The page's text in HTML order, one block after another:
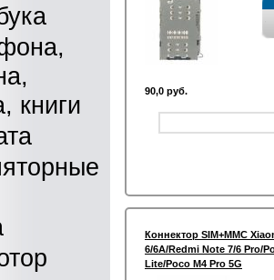
книги
90,0 руб.
Коннектор SIM+MMC
6/6A/Redmi Note 7/6 Pro/
Lite/Poco M4 Pro 5G